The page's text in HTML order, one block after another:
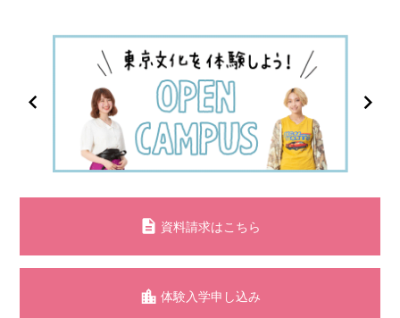
資料請求はこちら
体験入学申し込み